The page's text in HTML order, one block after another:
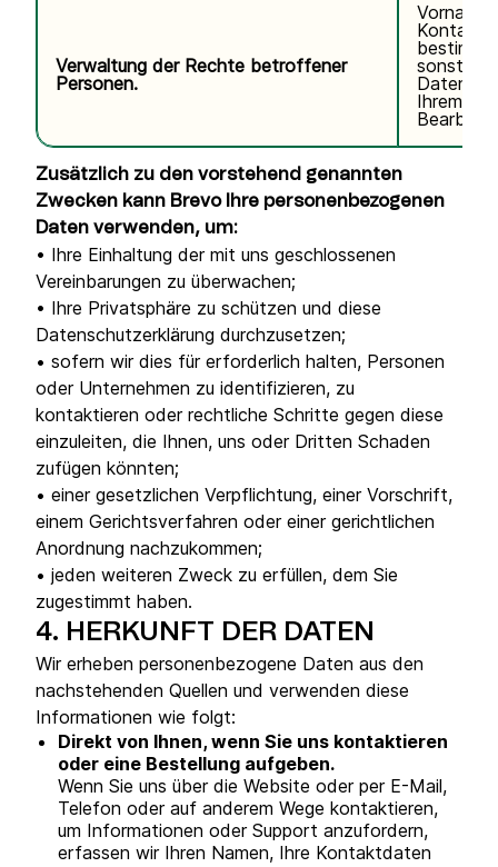
Verwaltung der Rechte betroffener
Personen.
sonstige
Daten im
Ihrem
Zusätzlich zu den vorstehend genannten
Zwecken kann Brevo Ihre personenbezogenen
Daten verwenden, um:
• Ihre Einhaltung der mit uns geschlossenen
Vereinbarungen zu überwachen;
• Ihre Privatsphäre zu schützen und diese
Datenschutzerklärung durchzusetzen;
• sofern wir dies für erforderlich halten, Personen
oder Unternehmen zu identifizieren, zu
kontaktieren oder rechtliche Schritte gegen diese
einzuleiten, die Ihnen, uns oder Dritten Schaden
zufügen könnten;
• einer gesetzlichen Verpflichtung, einer Vorschrift,
einem Gerichtsverfahren oder einer gerichtlichen
Anordnung nachzukommen;
• jeden weiteren Zweck zu erfüllen, dem Sie
zugestimmt haben.
4. HERKUNFT DER DATEN
Wir erheben personenbezogene Daten aus den
nachstehenden Quellen und verwenden diese
Informationen wie folgt:
Direkt von Ihnen, wenn Sie uns kontaktieren
oder eine Bestellung aufgeben.
Wenn Sie uns über die Website oder per E-Mail,
Telefon oder auf anderem Wege kontaktieren,
um Informationen oder Support anzufordern,
erfassen wir Ihren Namen, Ihre Kontaktdaten